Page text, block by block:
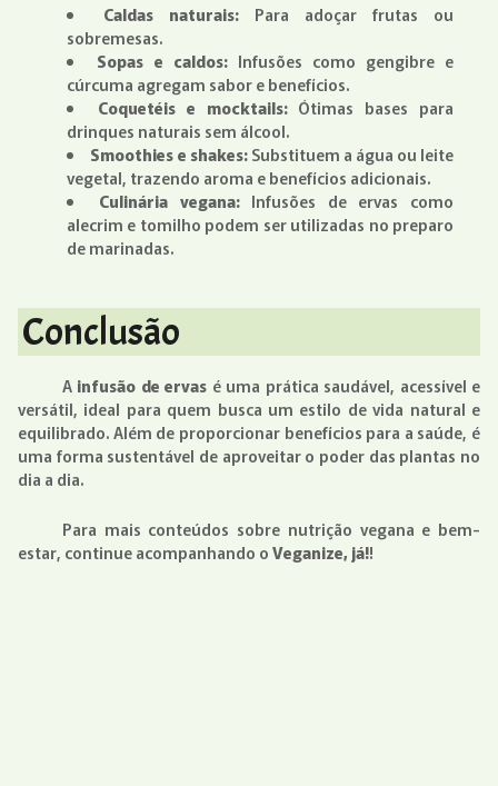
Caldas naturais:Para adoçar frutas ou
sobremesas.
Sopas e caldos:Infusões como gengibre e
cúrcuma agregam sabor e benefícios.
Coquetéis e mocktails:Ótimas bases para
drinques naturais sem álcool.
Smoothies e shakes:Substituem a água ou leite
vegetal, trazendo aroma e benefícios adicionais.
Culinária vegana:Infusões de ervas como
alecrim e tomilho podem ser utilizadas no preparo
de marinadas.
Conclusão
A infusão de ervas é uma prática saudável, acessível e
versátil, ideal para quem busca um estilo de vida natural e
equilibrado. Além de proporcionar benefícios para a saúde, é
uma forma sustentável de aproveitar o poder das plantas no
dia a dia.
Para mais conteúdos sobre nutrição vegana e bem-
estar, continue acompanhando oVeganize, já!!